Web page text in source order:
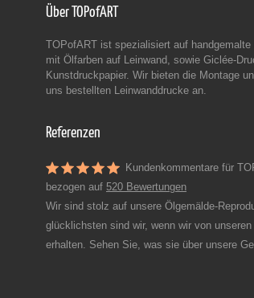
Über TOPofART
TOPofART ist spezialisiert auf handgemalte
mit Ölfarben auf Leinwand, sowie Giclée-
Kunstdruckpapier. Wir bieten die Montage
uns bestellten Leinwanddrucke an.
Referenzen
Kundenkommentare für
bezogen auf 520 Bewertungen
Wir sind stolz auf unsere Ölgemälde-
glücklichsten sind wir, wenn wir von
erhalten. Sehen Sie, was sie über unsere